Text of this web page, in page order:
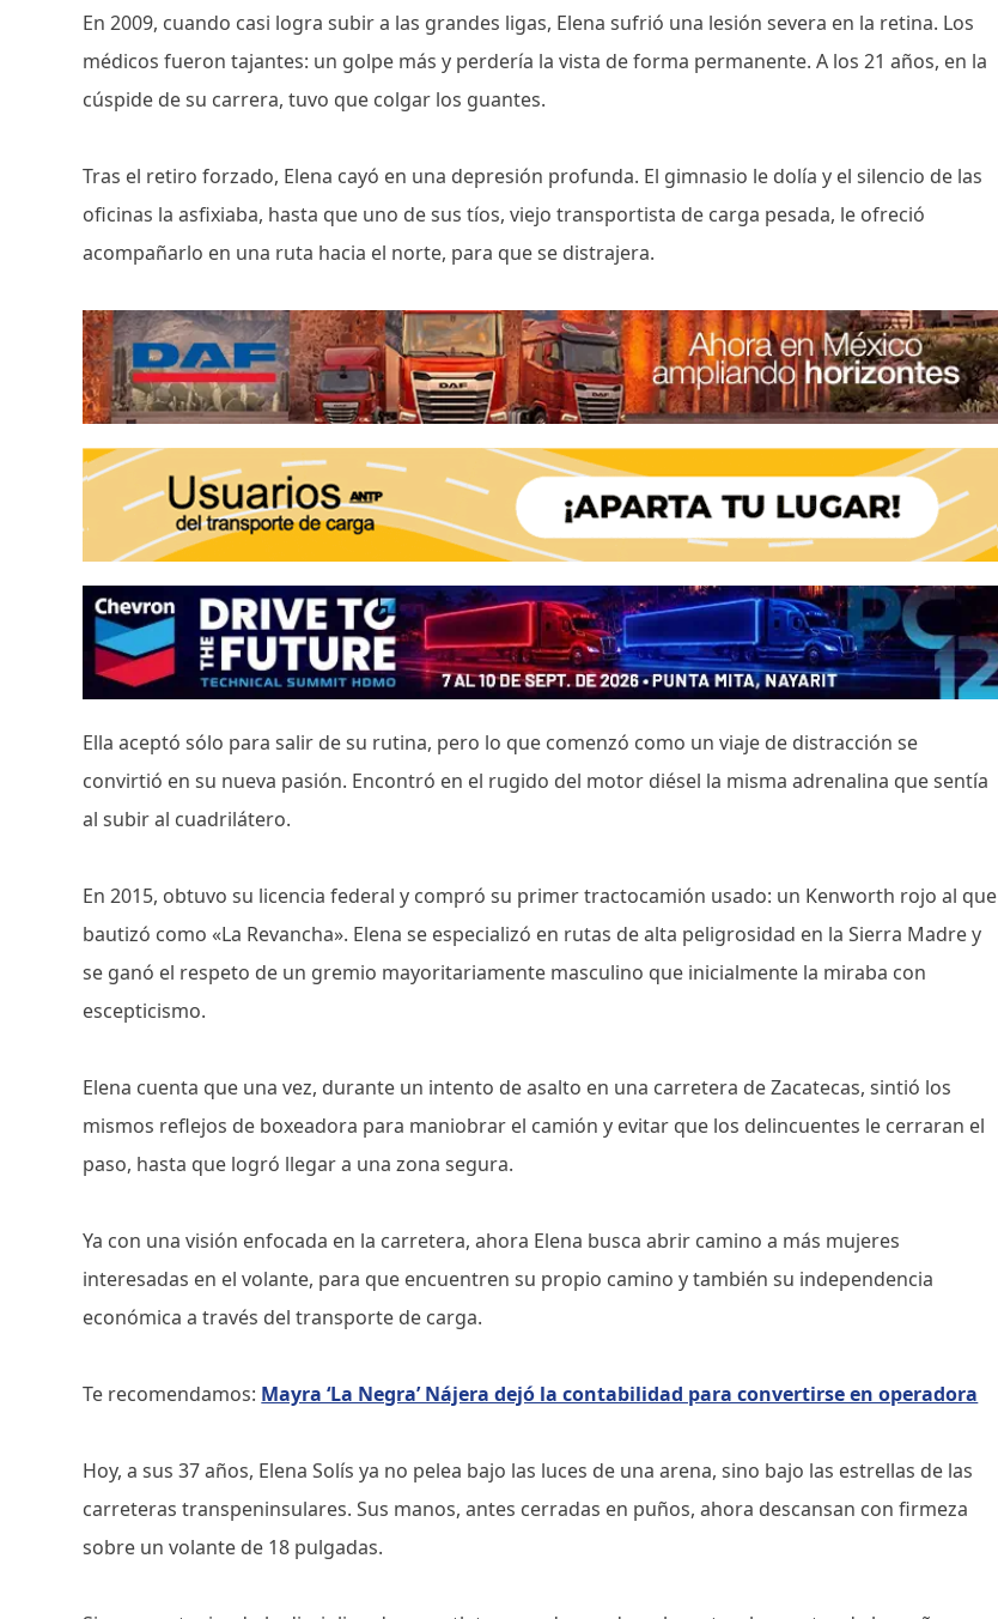
En 2009, cuando casi logra subir a las grandes ligas, Elena sufrió una lesión severa en la retina. Los
médicos fueron tajantes: un golpe más y perdería la vista de forma permanente. A los 21 años, en la
cúspide de su carrera, tuvo que colgar los guantes.
Tras el retiro forzado, Elena cayó en una depresión profunda. El gimnasio le dolía y el silencio de las
oficinas la asfixiaba, hasta que uno de sus tíos, viejo transportista de carga pesada, le ofreció
acompañarlo en una ruta hacia el norte, para que se distrajera.
Ella aceptó sólo para salir de su rutina, pero lo que comenzó como un viaje de distracción se
convirtió en su nueva pasión. Encontró en el rugido del motor diésel la misma adrenalina que sentía
al subir al cuadrilátero.
En 2015, obtuvo su licencia federal y compró su primer tractocamión usado: un Kenworth rojo al que
bautizó como «La Revancha». Elena se especializó en rutas de alta peligrosidad en la Sierra Madre y
se ganó el respeto de un gremio mayoritariamente masculino que inicialmente la miraba con
escepticismo.
Elena cuenta que una vez, durante un intento de asalto en una carretera de Zacatecas, sintió los
mismos reflejos de boxeadora para maniobrar el camión y evitar que los delincuentes le cerraran el
paso, hasta que logró llegar a una zona segura.
Ya con una visión enfocada en la carretera, ahora Elena busca abrir camino a más mujeres
interesadas en el volante, para que encuentren su propio camino y también su independencia
económica a través del transporte de carga.
Te recomendamos: Mayra ‘La Negra’ Nájera dejó la contabilidad para convertirse en operadora
Hoy, a sus 37 años, Elena Solís ya no pelea bajo las luces de una arena, sino bajo las estrellas de las
carreteras transpeninsulares. Sus manos, antes cerradas en puños, ahora descansan con firmeza
sobre un volante de 18 pulgadas.